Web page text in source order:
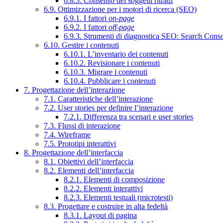
6.9. Ottimizzazione per i motori di ricerca (SEO)
6.9.1. I fattori on-page
6.9.2. I fattori off-page
6.9.3. Strumenti di diagnostica SEO: Search
6.10. Gestire i contenuti
6.10.1. L’inventario dei contenuti
6.10.2. Revisionare i contenuti
6.10.3. Migrare i contenuti
6.10.4. Pubblicare i contenuti
7. Progettazione dell’interazione
7.1. Caratteristiche dell’interazione
7.2. User stories per definire l’interazione
7.2.1. Differenza tra scenari e user stories
7.3. Flussi di interazione
7.4. Wireframe
7.5. Prototipi interattivi
8. Progettazione dell’interfaccia
8.1. Obiettivi dell’interfaccia
8.2. Elementi dell’interfaccia
8.2.1. Elementi di composizione
8.2.2. Elementi interattivi
8.2.3. Elementi testuali (microtesti)
8.3. Progettare e costruire in alta fedeltà
8.3.1. Layout di pagina